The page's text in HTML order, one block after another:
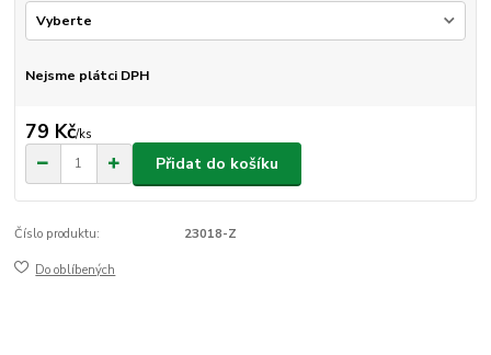
Nejsme plátci DPH
79 Kč/ks
Přidat do košíku
Číslo produktu: 23018-Z
Do oblíbených